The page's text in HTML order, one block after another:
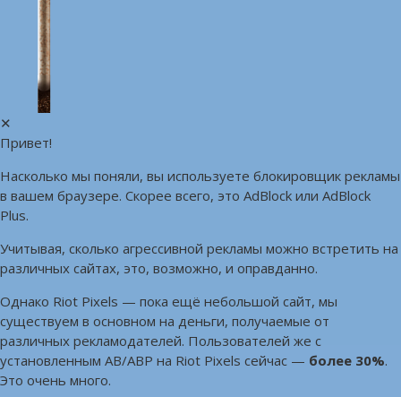
✕
Привет!
Насколько мы поняли, вы используете блокировщик рекламы
в вашем браузере. Скорее всего, это AdBlock или AdBlock
Plus.
Учитывая, сколько агрессивной рекламы можно встретить на
различных сайтах, это, возможно, и оправданно.
Однако Riot Pixels — пока ещё небольшой сайт, мы
существуем в основном на деньги, получаемые от
различных рекламодателей. Пользователей же с
установленным AB/ABP на Riot Pixels сейчас — более 30%.
Это очень много.